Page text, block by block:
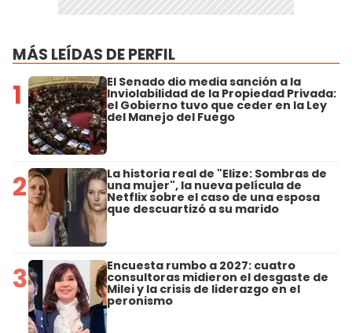
MÁS LEÍDAS DE PERFIL
1 El Senado dio media sanción a la
Inviolabilidad de la Propiedad Privada:
el Gobierno tuvo que ceder en la Ley
del Manejo del Fuego
2 La historia real de "Elize: Sombras de
una mujer", la nueva película de
Netflix sobre el caso de una esposa
que descuartizó a su marido
3 Encuesta rumbo a 2027: cuatro
consultoras midieron el desgaste de
Milei y la crisis de liderazgo en el
peronismo